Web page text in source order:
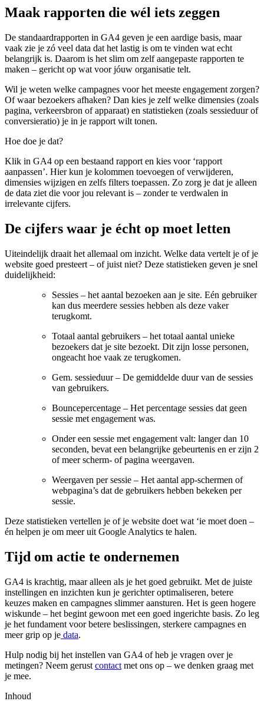
Maak rapporten die wél iets zeggen
De standaardrapporten in GA4 geven je een aardige basis, maar
vaak zie je zó veel data dat het lastig is om te vinden wat echt
belangrijk is. Daarom is het slim om zelf aangepaste rapporten te
maken – gericht op wat voor jóuw organisatie telt.
Wil je weten welke campagnes voor het meeste engagement zorgen?
Of waar bezoekers afhaken? Dan kies je zelf welke dimensies (zoals
pagina, verkeersbron of apparaat) en statistieken (zoals sessieduur of
conversieratio) je in je rapport wilt tonen.
Hoe doe je dat?
Klik in GA4 op een bestaand rapport en kies voor ‘rapport
aanpassen’. Hier kun je kolommen toevoegen of verwijderen,
dimensies wijzigen en zelfs filters toepassen. Zo zorg je dat je alleen
de data ziet die voor jou relevant is – zonder te verdwalen in
irrelevante cijfers.
De cijfers waar je écht op moet letten
Uiteindelijk draait het allemaal om inzicht. Welke data vertelt je of je
website goed presteert – of juist niet? Deze statistieken geven je snel
duidelijkheid:
Sessies – het aantal bezoeken aan je site. Eén gebruiker
kan dus meerdere sessies hebben als deze vaker
terugkomt.
Totaal aantal gebruikers – het totaal aantal unieke
bezoekers dat je site bezoekt. Dit zijn losse personen,
ongeacht hoe vaak ze terugkomen.
Gem. sessieduur – De gemiddelde duur van de sessies
van gebruikers.
Bouncepercentage – Het percentage sessies dat geen
sessie met engagement was.
Onder een sessie met engagement valt: langer dan 10
seconden, bevat een belangrijke gebeurtenis en er zijn 2
of meer scherm- of pagina weergaven.
Weergaven per sessie – Het aantal app-schermen of
webpagina’s dat de gebruikers hebben bekeken per
sessie.
Deze statistieken vertellen je of je website doet wat ‘ie moet doen –
én helpen je om meer uit Google Analytics te halen.
Tijd om actie te ondernemen
GA4 is krachtig, maar alleen als je het goed gebruikt. Met de juiste
instellingen en inzichten kun je gerichter optimaliseren, betere
keuzes maken en campagnes slimmer aansturen. Het is geen hogere
wiskunde – het begint gewoon met een goed ingerichte basis. Zo leg
je het fundament voor betere beslissingen, sterkere campagnes en
meer grip op je data.
Hulp nodig bij het instellen van GA4 of heb je vragen over je
metingen? Neem gerust contact met ons op – we denken graag met
je mee.
Inhoud